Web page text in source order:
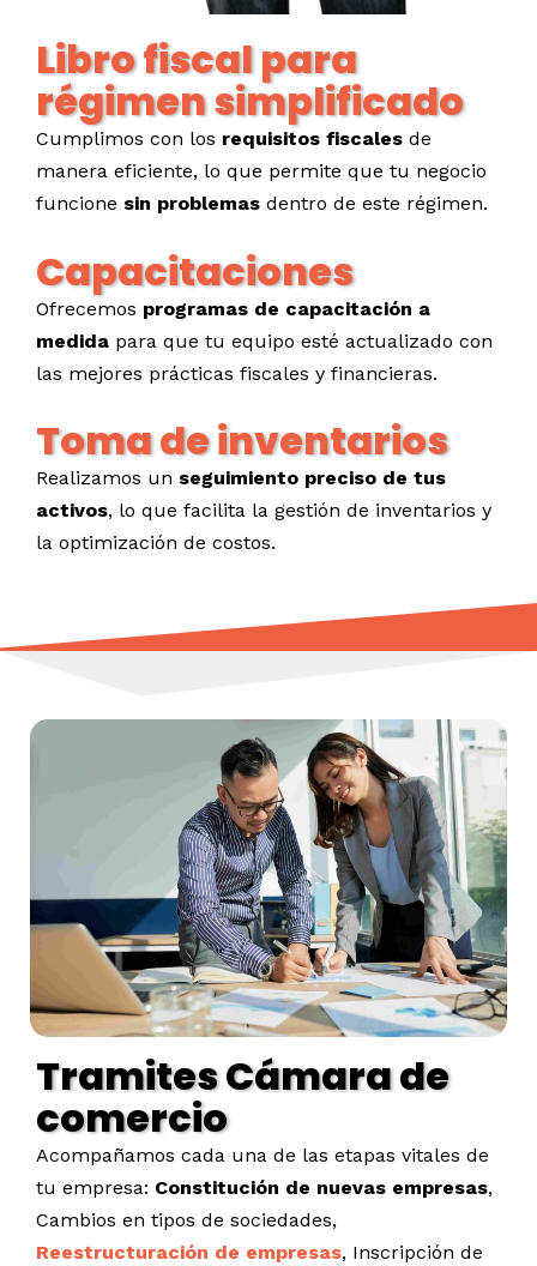
Libro fiscal para
régimen simplificado
Cumplimos con los requisitos fiscales de
manera eficiente, lo que permite que tu negocio
funcione sin problemas dentro de este régimen.
Capacitaciones
Ofrecemos programas de capacitación a
medida para que tu equipo esté actualizado con
las mejores prácticas fiscales y financieras.
Toma de inventarios
Realizamos un seguimiento preciso de tus
activos, lo que facilita la gestión de inventarios y
la optimización de costos.
Tramites Cámara de
comercio
Acompañamos cada una de las etapas vitales de
tu empresa: Constitución de nuevas empresas,
Cambios en tipos de sociedades,
Reestructuración de empresas, Inscripción de